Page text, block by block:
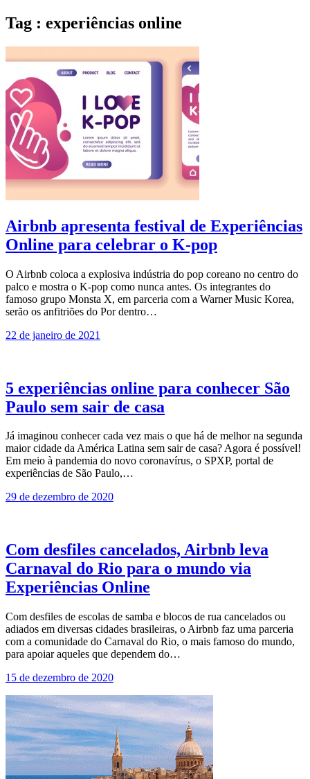
Tag : experiências online
Airbnb apresenta festival de Experiências
Online para celebrar o K-pop
O Airbnb coloca a explosiva indústria do pop coreano no centro do
palco e mostra o K-pop como nunca antes. Os integrantes do
famoso grupo Monsta X, em parceria com a Warner Music Korea,
serão os anfitriões do Por dentro…
22 de janeiro de 2021
5 experiências online para conhecer São
Paulo sem sair de casa
Já imaginou conhecer cada vez mais o que há de melhor na segunda
maior cidade da América Latina sem sair de casa? Agora é possível!
Em meio à pandemia do novo coronavírus, o SPXP, portal de
experiências de São Paulo,…
29 de dezembro de 2020
Com desfiles cancelados, Airbnb leva
Carnaval do Rio para o mundo via
Experiências Online
Com desfiles de escolas de samba e blocos de rua cancelados ou
adiados em diversas cidades brasileiras, o Airbnb faz uma parceria
com a comunidade do Carnaval do Rio, o mais famoso do mundo,
para apoiar aqueles que dependem do…
15 de dezembro de 2020